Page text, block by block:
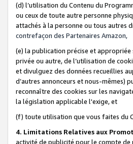
(d) l’utilisation du Contenu du
ou ceux de toute autre personne
attachés à la personne ou tous
contrefaçon des Partenaires Amazon,
(e) la publication précise et
privée ou autre, de l’utilisation de
et divulguez des données recueillies
d’autres annonceurs et nous-mêmes)
reconnaître des cookies sur les
la législation applicable l'exige, et
(f) toute utilisation que vous faites du
4. Limitations Relatives aux
activité de publicité pour le compte de